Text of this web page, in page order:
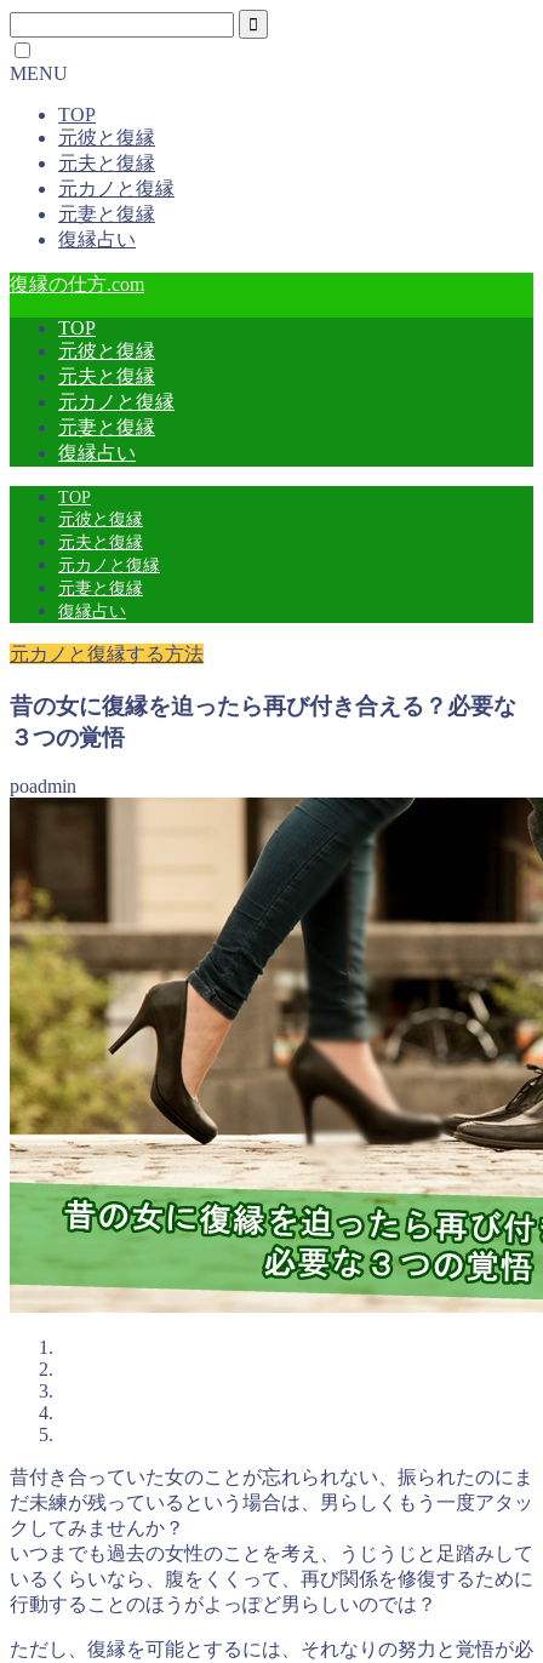
MENU
TOP
元彼と復縁
元夫と復縁
元カノと復縁
元妻と復縁
復縁占い
復縁の仕方.com
TOP
元彼と復縁
元夫と復縁
元カノと復縁
元妻と復縁
復縁占い
TOP
元彼と復縁
元夫と復縁
元カノと復縁
元妻と復縁
復縁占い
元カノと復縁する方法
昔の女に復縁を迫ったら再び付き合える？必要な
３つの覚悟
poadmin
昔付き合っていた女のことが忘れられない、振られたのにま
だ未練が残っているという場合は、男らしくもう一度アタッ
クしてみませんか？
いつまでも過去の女性のことを考え、うじうじと足踏みして
いるくらいなら、腹をくくって、再び関係を修復するために
行動することのほうがよっぽど男らしいのでは？
ただし、復縁を可能とするには、それなりの努力と覚悟が必